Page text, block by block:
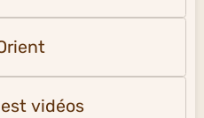
vidéos